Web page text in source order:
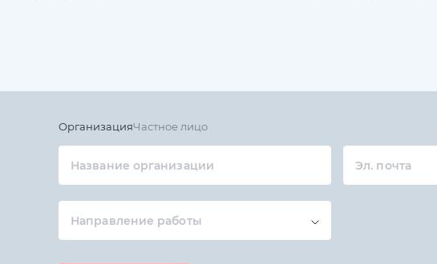
ОрганизацияЧастное лицо
Название организации Эл. почта
Направление работы